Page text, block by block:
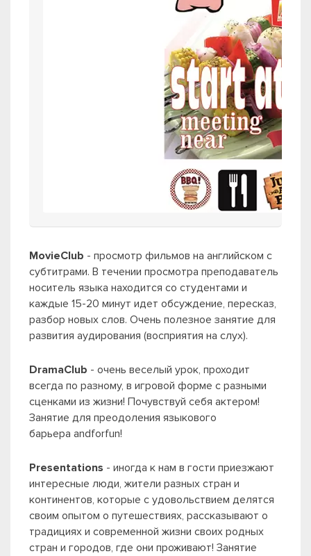
MovieClub - просмотр фильмов на английском с
субтитрами. В течении просмотра преподаватель
носитель языка находится со студентами и
каждые 15-20 минут идет обсуждение, пересказ,
разбор новых слов. Очень полезное занятие для
развития аудирования (восприятия на слух).
DramaClub - очень веселый урок, проходит
всегда по разному, в игровой форме с разными
сценками из жизни! Почувствуй себя актером!
Занятие для преодоления языкового
барьера andforfun!
Presentations - иногда к нам в гости приезжают
интересные люди, жители разных стран и
континентов, которые с удовольствием делятся
своим опытом о путешествиях, рассказывают о
традициях и современной жизни своих родных
стран и городов, где они проживают! Занятие